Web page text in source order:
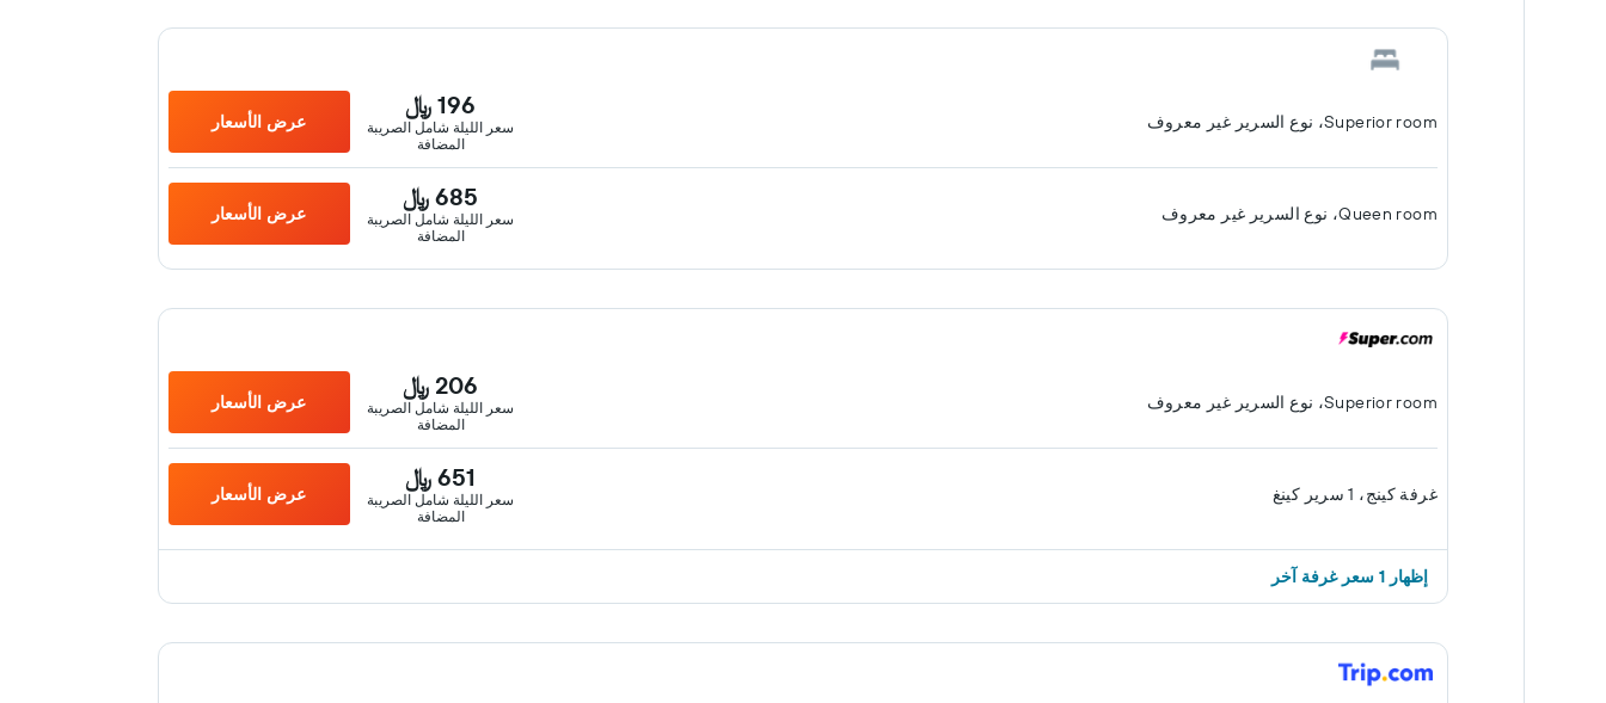
Superior room، نوع السرير غير معروف
196 ﷼
سعر الليلة شامل الصريبة
المضافة
عرض الأسعار
Queen room، نوع السرير غير معروف
685 ﷼
سعر الليلة شامل الصريبة
المضافة
عرض الأسعار
Superior room، نوع السرير غير معروف
206 ﷼
سعر الليلة شامل الصريبة
المضافة
عرض الأسعار
غرفة كينج، 1 سرير كينغ
651 ﷼
سعر الليلة شامل الصريبة
المضافة
عرض الأسعار
إظهار 1 سعر غرفة آخر